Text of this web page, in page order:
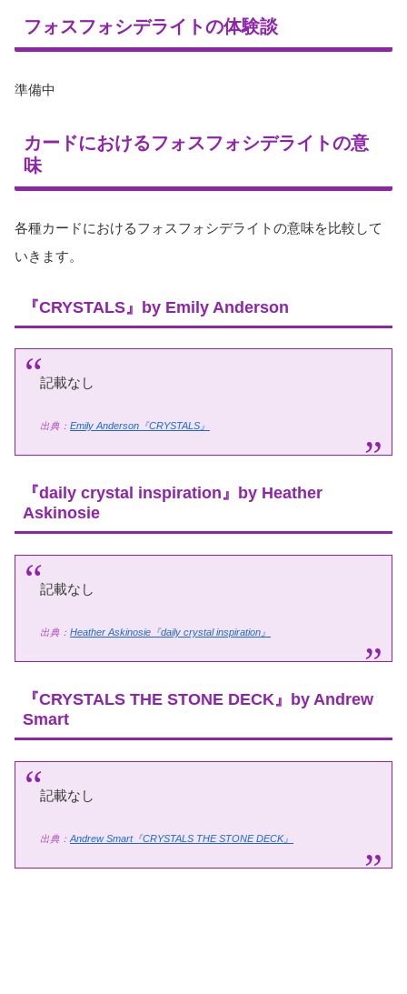
フォスフォシデライトの体験談
準備中
カードにおけるフォスフォシデライトの意
味
各種カードにおけるフォスフォシデライトの意味を比較して
いきます。
『CRYSTALS』by Emily Anderson
記載なし
出典： Emily Anderson『CRYSTALS』
『daily crystal inspiration』by Heather
Askinosie
記載なし
出典： Heather Askinosie『daily crystal inspiration』
『CRYSTALS THE STONE DECK』by Andrew
Smart
記載なし
出典： Andrew Smart『CRYSTALS THE STONE DECK』